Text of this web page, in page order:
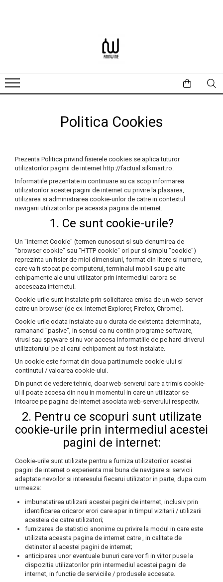
Vin Rose
Politica Cookies
Prezenta Politica privind fisierele cookies se aplica tuturor
utilizatorilor paginii de internet http://factual.silkmart.ro.
Informatiile prezentate in continuare au ca scop informarea
utilizatorilor acestei pagini de internet cu privire la plasarea,
utilizarea si administrarea cookie-urilor de catre in contextul
navigarii utilizatorilor pe aceasta pagina de internet.
1. Ce sunt cookie-urile?
Un "internet Cookie" (termen cunoscut si sub denumirea de
"browser cookie" sau "HTTP cookie" ori pur si simplu "cookie")
reprezinta un fisier de mici dimensiuni, format din litere si numere,
care va fi stocat pe computerul, terminalul mobil sau pe alte
echipamente ale unui utilizator prin intermediul carora se
acceseaza internetul.
Cookie-urile sunt instalate prin solicitarea emisa de un web-server
catre un browser (de ex. Internet Explorer, Firefox, Chrome).
Cookie-urile odata instalate au o durata de existenta determinata,
ramanand "pasive", in sensul ca nu contin programe software,
virusi sau spyware si nu vor accesa informatiile de pe hard driverul
utilizatorului pe al carui echipament au fost instalate.
Un cookie este format din doua parti:numele cookie-ului si
continutul / valoarea cookie-ului.
Din punct de vedere tehnic, doar web-serverul care a trimis cookie-
ul il poate accesa din nou in momentul in care un utilizator se
intoarce pe pagina de internet asociata web-serverului respectiv.
2. Pentru ce scopuri sunt utilizate
cookie-urile prin intermediul acestei
pagini de internet:
Cookie-urile sunt utilizate pentru a furniza utilizatorilor acestei
pagini de internet o experienta mai buna de navigare si servicii
adaptate nevoilor si interesului fiecarui utilizator in parte, dupa cum
urmeaza:
imbunatatirea utilizarii acestei pagini de internet, inclusiv prin
identificarea oricaror erori care apar in timpul vizitarii / utilizarii
acesteia de catre utilizatori;
furnizarea de statistici anonime cu privire la modul in care este
utilizata aceasta pagina de internet catre , in calitate de
detinator al acestei pagini de internet;
anticiparea unor eventuale bunuri care vor fi in viitor puse la
dispozitia utilizatorilor prin intermediul acestei pagini de
internet, in functie de serviciile / produsele accesate.